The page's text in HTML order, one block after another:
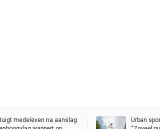
medeleven na aanslag
Urban